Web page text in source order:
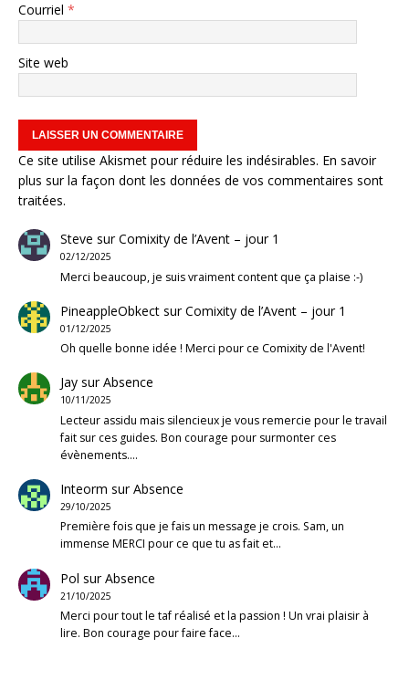
Courriel *
Site web
Ce site utilise Akismet pour réduire les indésirables. En savoir
plus sur la façon dont les données de vos commentaires sont
traitées.
Steve surComixity de l’Avent – jour 1
02/12/2025
Merci beaucoup, je suis vraiment content que ça plaise :-)
PineappleObkectsurComixity de l’Avent – jour 1
01/12/2025
Oh quelle bonne idée ! Merci pour ce Comixity de l'Avent!
JaysurAbsence
10/11/2025
Lecteur assidu mais silencieux je vous remercie pour le travail
fait sur ces guides. Bon courage pour surmonter ces
évènements.…
Inteorm surAbsence
29/10/2025
Première fois que je fais un message je crois. Sam, un
immense MERCI pour ce que tu as fait et…
Pol surAbsence
21/10/2025
Merci pour tout le taf réalisé et la passion ! Un vrai plaisir à
lire. Bon courage pour faire face…